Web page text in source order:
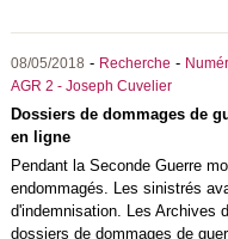
08/05/2018 - Recherche -
AGR 2 - Joseph Cuvelier
Dossiers de dommages de
en ligne
Pendant la Seconde Guerre
endommagés. Les sinistrés
d'indemnisation. Les Archives
dossiers de dommages de